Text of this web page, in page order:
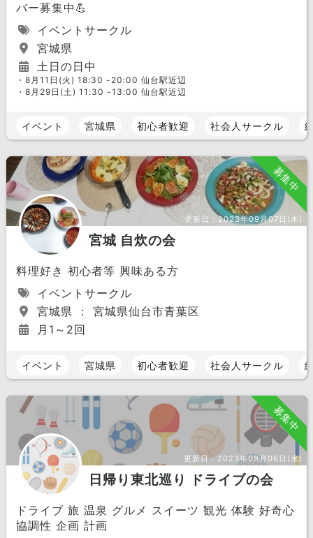
バー募集中💪
イベントサークル
宮城県
土日の日中
・8月11日(火) 18:30 -20:00 仙台駅近辺
・8月29日(土) 11:30 -13:00 仙台駅近辺
イベント 宮城県 初心者歓迎 社会人サークル
募集中
更新日：2023年09月07日(木)
宮城 自炊の会
料理好き 初心者等 興味ある方
イベントサークル
宮城県 ： 宮城県仙台市青葉区
月1～2回
イベント 宮城県 初心者歓迎 社会人サークル
募集中
更新日：2023年09月06日(水)
日帰り東北巡り ドライブの会
ドライブ 旅 温泉 グルメ スイーツ 観光 体験 好奇心
協調性 企画 計画